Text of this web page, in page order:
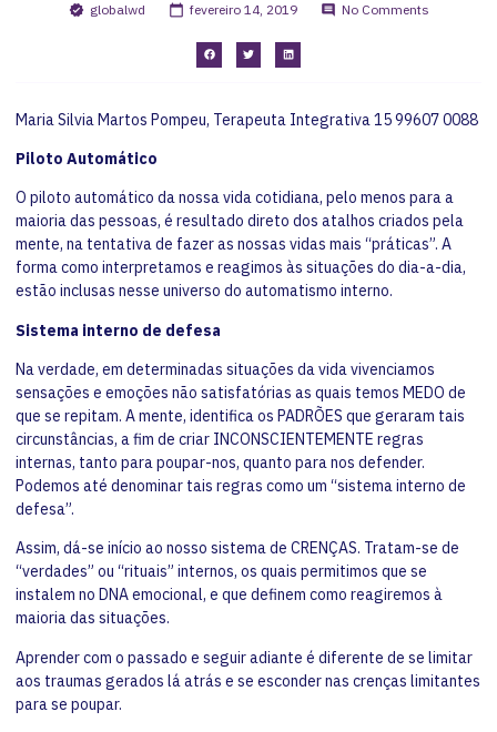
globalwd fevereiro 14, 2019 No Comments
Maria Silvia Martos Pompeu, Terapeuta Integrativa 15 99607 0088
Piloto Automático
O piloto automático da nossa vida cotidiana, pelo menos para a
maioria das pessoas, é resultado direto dos atalhos criados pela
mente, na tentativa de fazer as nossas vidas mais “práticas”. A
forma como interpretamos e reagimos às situações do dia-a-dia,
estão inclusas nesse universo do automatismo interno.
Sistema interno de defesa
Na verdade, em determinadas situações da vida vivenciamos
sensações e emoções não satisfatórias as quais temos MEDO de
que se repitam. A mente, identifica os PADRÕES que geraram tais
circunstâncias, a fim de criar INCONSCIENTEMENTE regras
internas, tanto para poupar-nos, quanto para nos defender.
Podemos até denominar tais regras como um “sistema interno de
defesa”.
Assim, dá-se início ao nosso sistema de CRENÇAS. Tratam-se de
“verdades” ou “rituais” internos, os quais permitimos que se
instalem no DNA emocional, e que definem como reagiremos à
maioria das situações.
Aprender com o passado e seguir adiante é diferente de se limitar
aos traumas gerados lá atrás e se esconder nas crenças limitantes
para se poupar.